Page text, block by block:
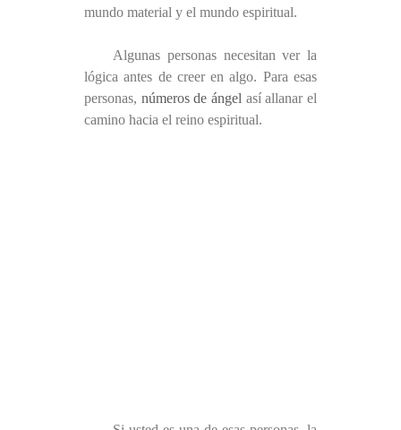
mundo material y el mundo espiritual.
Algunas personas necesitan ver la
lógica antes de creer en algo. Para esas
personas, números de ángel así allanar el
camino hacia el reino espiritual.